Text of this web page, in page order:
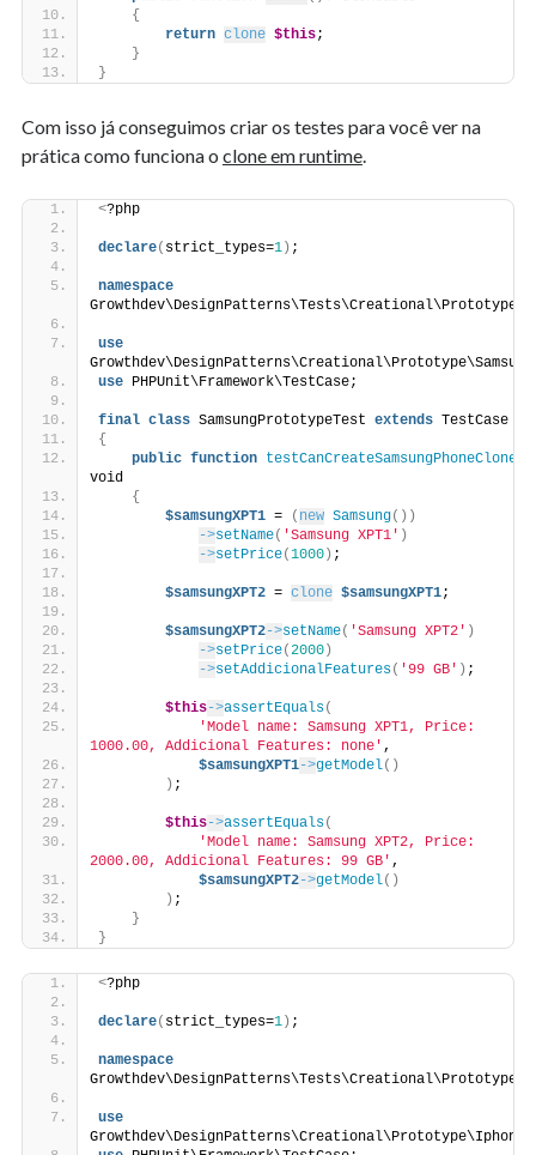
{
return clone $this;
}
}
Com isso já conseguimos criar os testes para você ver na
prática como funciona o clone em runtime.
<?php
declare( strict_types=1) ;
namespace
Growthdev\DesignPatterns\Tests\Creational\Prototype;
use
use PHPUnit\Framework\TestCase;
final class SamsungPrototypeTest extends TestCase
{
public function testCanCreateSamsungPhoneClone
void
{
$samsungXPT1 = ( new Samsung())
->setName( 'Samsung XPT1' )
->setPrice(1000) ;
$samsungXPT2 = clone $samsungXPT1;
$samsungXPT2->setName( 'Samsung XPT2' )
->setPrice(2000)
->setAddicionalFeatures( '99 GB' ) ;
$this->assertEquals(
'Model name: Samsung XPT1, Price:
1000.00, Addicional Features: none' ,
$samsungXPT1->getModel()
) ;
$this->assertEquals(
'Model name: Samsung XPT2, Price:
2000.00, Addicional Features: 99 GB' ,
$samsungXPT2->getModel()
) ;
}
}
<?php
declare( strict_types=1) ;
namespace
Growthdev\DesignPatterns\Tests\Creational\Prototype;
use
Growthdev\DesignPatterns\Creational\Prototype\Iphone;